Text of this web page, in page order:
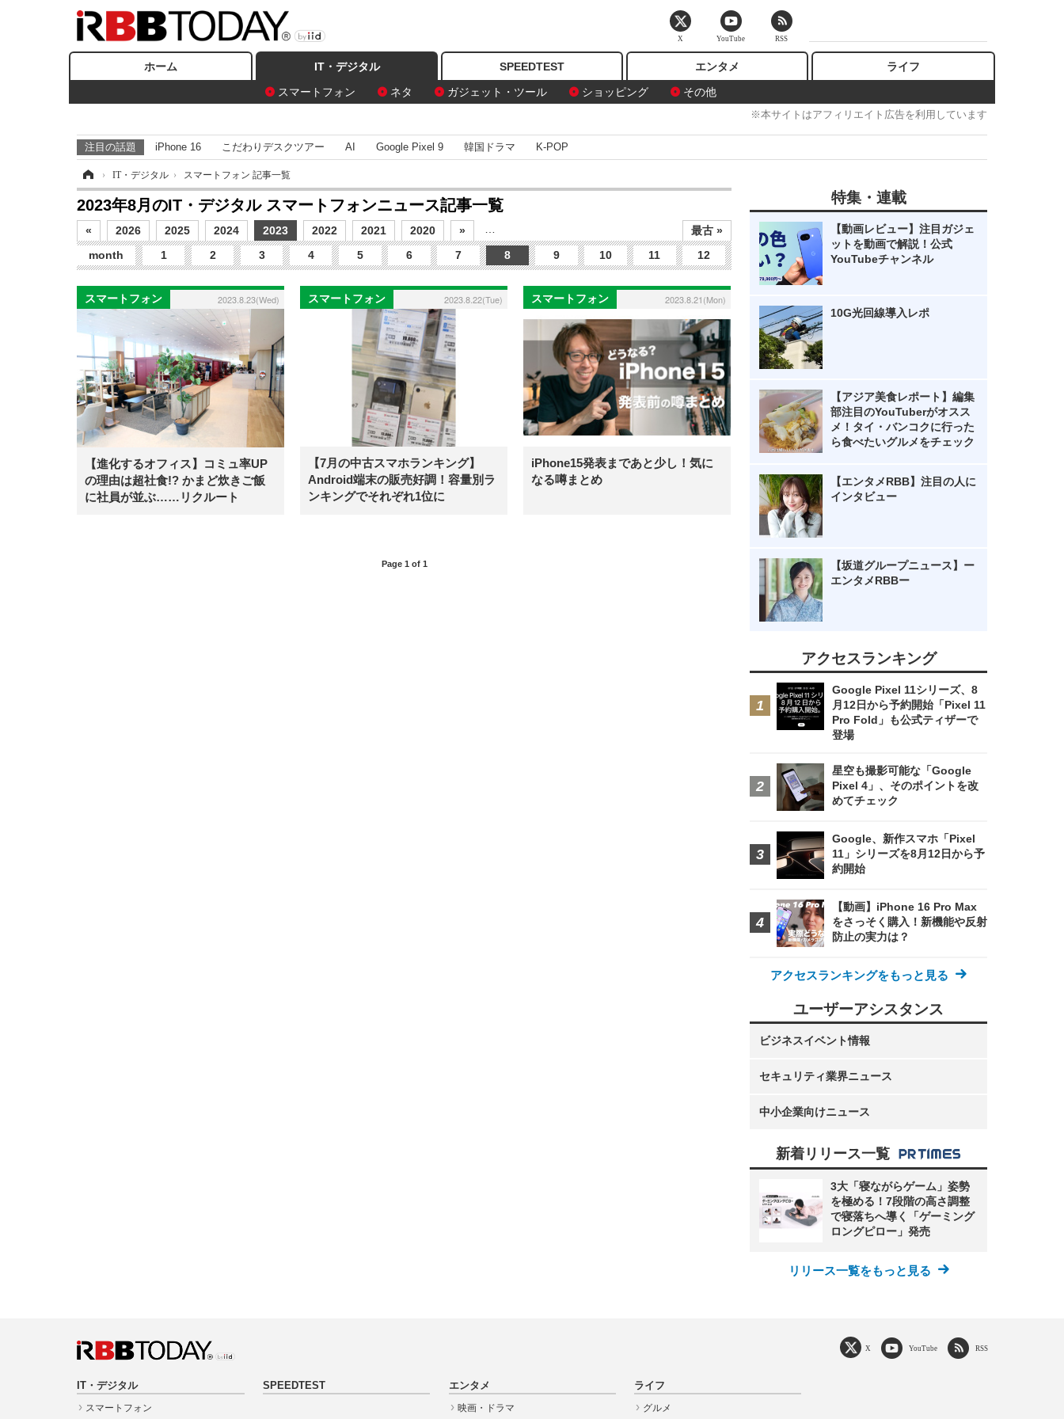
ホーム
IT・デジタル
スマートフォン
ネタ ガジェット・ツール ショッピング その他
SPEEDTEST エンタメ ライフ
※本サイトはアフィリエイト広告を利用しています
注目の話題 iPhone 16 こだわりデスクツアー AI Google Pixel 9 韓国ドラマ K-POP
› IT・デジタル › スマートフォン 記事一覧
2023年8月のIT・デジタル スマートフォンニュース記事一覧
« 2026 2025 2024 2023 2022 2021 2020 »
最古 »
month
1 2 3 4 5 6 7 8 9 10 11 12
スマートフォン 2023.8.23(Wed)
【進化するオフィス】コミュ率UP
の理由は超社食!? かまど炊きご飯
に社員が並ぶ……リクルート
スマートフォン 2023.8.22(Tue)
【7月の中古スマホランキング】
Android端末の販売好調！容量別ラ
ンキングでそれぞれ1位に
スマートフォン 2023.8.21(Mon)
iPhone15発表まであと少し！気に
なる噂まとめ
Page 1 of 1
特集・連載
【動画レビュー】注目ガジェ
ットを動画で解説！公式
YouTubeチャンネル
10G光回線導入レポ
【アジア美食レポート】編集
部注目のYouTuberがオスス
メ！タイ・バンコクに行った
ら食べたいグルメをチェック
【エンタメRBB】注目の人に
インタビュー
【坂道グループニュース】ー
エンタメRBBー
アクセスランキング
Google Pixel 11シリーズ、8
月12日から予約開始「Pixel 11
Pro Fold」も公式ティザーで
登場
星空も撮影可能な「Google
Pixel 4」、そのポイントを改
めてチェック
Google、新作スマホ「Pixel
11」シリーズを8月12日から予
約開始
【動画】iPhone 16 Pro Max
をさっそく購入！新機能や反射
防止の実力は？
アクセスランキングをもっと見る
ユーザーアシスタンス
ビジネスイベント情報
セキュリティ業界ニュース
中小企業向けニュース
新着リリース一覧
3大「寝ながらゲーム」姿勢
を極める！7段階の高さ調整
で寝落ちへ導く「ゲーミング
ロングピロー」発売
リリース一覧をもっと見る
IT・デジタル
スマートフォン
SPEEDTEST
エンタメ
映画・ドラマ
ライフ
グルメ
X YouTube RSS
X YouTube RSS